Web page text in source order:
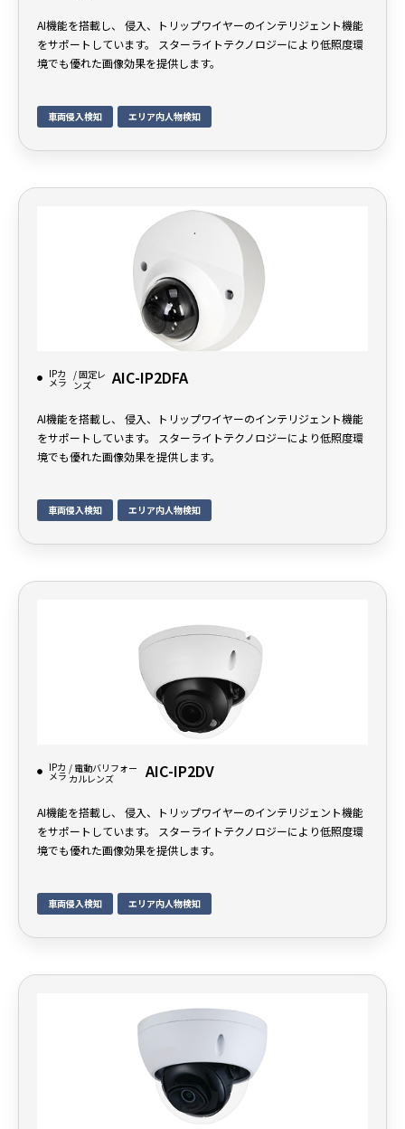
AI機能を搭載し、 侵入、トリップワイヤーのインテリジェント機能
をサポートしています。 スターライトテクノロジーにより低照度環
境でも優れた画像効果を提供します。
車両侵入検知 エリア内人物検知
IPカ
メラ
/ 固定レ
ンズ
AIC-IP2DFA
AI機能を搭載し、 侵入、トリップワイヤーのインテリジェント機能
をサポートしています。 スターライトテクノロジーにより低照度環
境でも優れた画像効果を提供します。
車両侵入検知 エリア内人物検知
IPカ
メラ
/ 電動バリフォー
カルレンズ
AIC-IP2DV
AI機能を搭載し、 侵入、トリップワイヤーのインテリジェント機能
をサポートしています。 スターライトテクノロジーにより低照度環
境でも優れた画像効果を提供します。
車両侵入検知 エリア内人物検知